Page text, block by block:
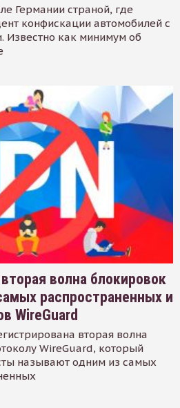
Германии страной, где
конфискации автомобилей с
Известно как минимум об
волна блокировок
распространенных и
WireGuard
вторая волна
WireGuard, который
называют одним из самых